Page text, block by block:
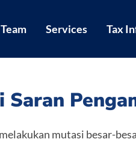
Services Tax
Saran
mutasi besar-